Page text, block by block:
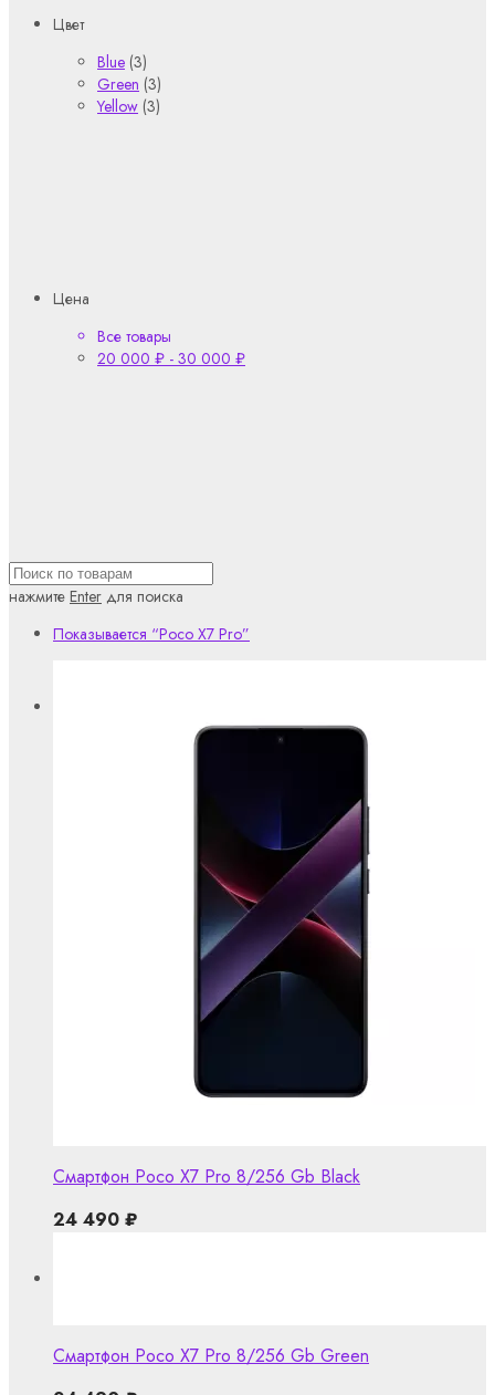
Цвет
Blue (3)
Green (3)
Yellow (3)
Цена
Все товары
20 000 ₽ - 30 000 ₽
нажмите Enter для поиска
Показывается “Poco X7 Pro”
Смартфон Poco X7 Pro 8/256 Gb Black
24 490 ₽
Смартфон Poco X7 Pro 8/256 Gb Green